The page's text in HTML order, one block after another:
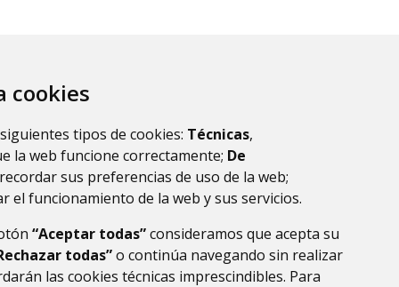
cookies
tipos de cookies: Técnicas,
la web funcione correctamente; De
sus preferencias de uso de la web;
el funcionamiento de la web y sus servicios.
“Aceptar todas”consideramos que acepta su
todas”o continúa navegando sin realizar
las cookies técnicas imprescindibles. Para